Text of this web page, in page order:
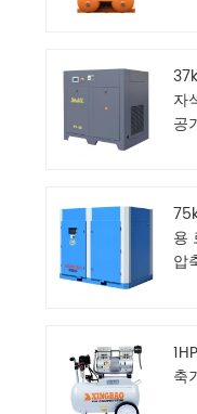
자
공
용
압
축